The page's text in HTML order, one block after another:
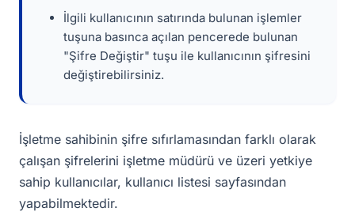
İlgili kullanıcının satırında bulunan işlemler
tuşuna basınca açılan pencerede bulunan
"Şifre Değiştir" tuşu ile kullanıcının şifresini
değiştirebilirsiniz.
İşletme sahibinin şifre sıfırlamasından farklı olarak
çalışan şifrelerini işletme müdürü ve üzeri yetkiye
sahip kullanıcılar, kullanıcı listesi sayfasından
yapabilmektedir.